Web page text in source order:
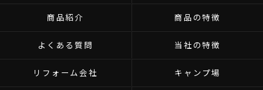
商品紹介 商品の特徴
よくある質問 当社の特徴
リフォーム会社 キャンプ場